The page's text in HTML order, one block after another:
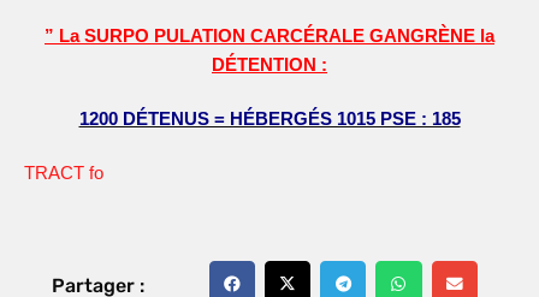
” La SURPO PULATION CARCÉRALE GANGRÈNE la
DÉTENTION :
1200 DÉTENUS = HÉBERGÉS 1015 PSE : 185
TRACT fo
Partager :